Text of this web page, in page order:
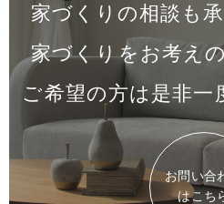
家づくりの相談も
家づくりをお考え
ご希望の方は是非一
お問い合
はこち